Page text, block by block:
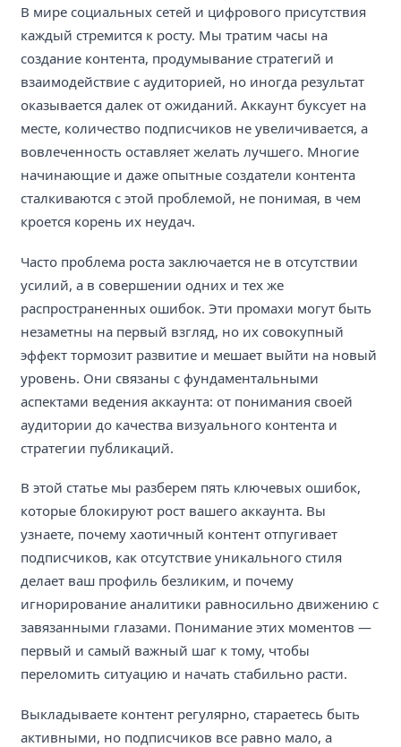
В мире социальных сетей и цифрового присутствия
каждый стремится к росту. Мы тратим часы на
создание контента, продумывание стратегий и
взаимодействие с аудиторией, но иногда результат
оказывается далек от ожиданий. Аккаунт буксует на
месте, количество подписчиков не увеличивается, а
вовлеченность оставляет желать лучшего. Многие
начинающие и даже опытные создатели контента
сталкиваются с этой проблемой, не понимая, в чем
кроется корень их неудач.
Часто проблема роста заключается не в отсутствии
усилий, а в совершении одних и тех же
распространенных ошибок. Эти промахи могут быть
незаметны на первый взгляд, но их совокупный
эффект тормозит развитие и мешает выйти на новый
уровень. Они связаны с фундаментальными
аспектами ведения аккаунта: от понимания своей
аудитории до качества визуального контента и
стратегии публикаций.
В этой статье мы разберем пять ключевых ошибок,
которые блокируют рост вашего аккаунта. Вы
узнаете, почему хаотичный контент отпугивает
подписчиков, как отсутствие уникального стиля
делает ваш профиль безликим, и почему
игнорирование аналитики равносильно движению с
завязанными глазами. Понимание этих моментов —
первый и самый важный шаг к тому, чтобы
переломить ситуацию и начать стабильно расти.
Выкладываете контент регулярно, стараетесь быть
активными, но подписчиков все равно мало, а